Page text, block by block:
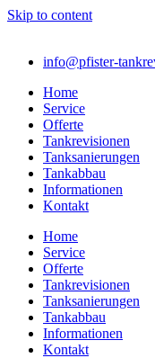
Skip to content
info@pfister-
Home
Service
Offerte
Tankrevisionen
Tanksanierungen
Tankabbau
Informationen
Kontakt
Home
Service
Offerte
Tankrevisionen
Tanksanierungen
Tankabbau
Informationen
Kontakt